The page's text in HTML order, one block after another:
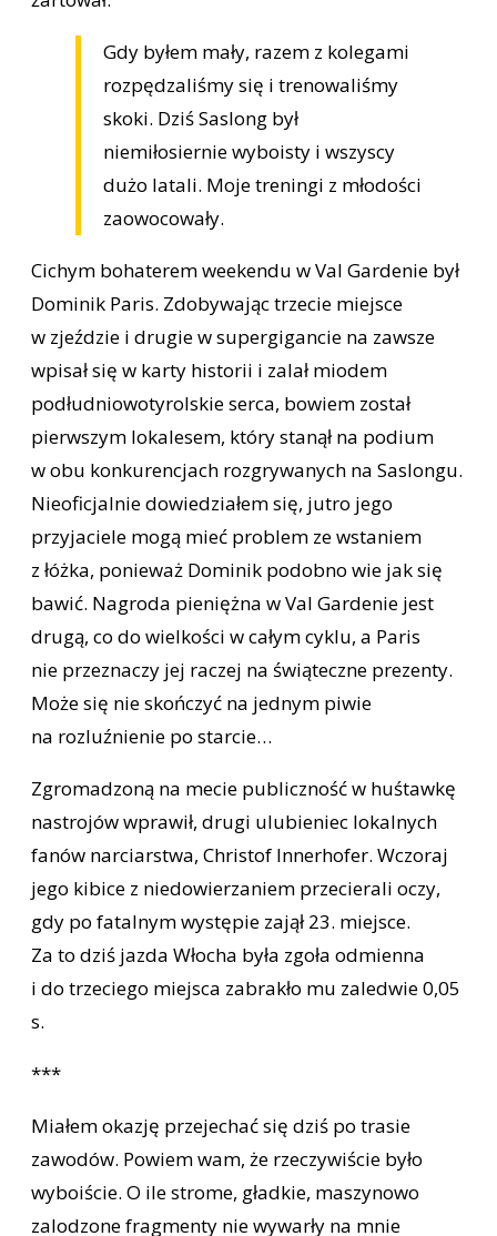
Gdy byłem mały, razem z kolegami
rozpędzaliśmy się i trenowaliśmy
skoki. Dziś Saslong był
niemiłosiernie wyboisty i wszyscy
dużo latali. Moje treningi z młodości
zaowocowały.
Cichym bohaterem weekendu w Val Gardenie był
Dominik Paris. Zdobywając trzecie miejsce
w zjeździe i drugie w supergigancie na zawsze
wpisał się w karty historii i zalał miodem
podłudniowotyrolskie serca, bowiem został
pierwszym lokalesem, który stanął na podium
w obu konkurencjach rozgrywanych na Saslongu.
Nieoficjalnie dowiedziałem się, jutro jego
przyjaciele mogą mieć problem ze wstaniem
z łóżka, ponieważ Dominik podobno wie jak się
bawić. Nagroda pieniężna w Val Gardenie jest
drugą, co do wielkości w całym cyklu, a Paris
nie przeznaczy jej raczej na świąteczne prezenty.
Może się nie skończyć na jednym piwie
na rozluźnienie po starcie…
Zgromadzoną na mecie publiczność w huśtawkę
nastrojów wprawił, drugi ulubieniec lokalnych
fanów narciarstwa, Christof Innerhofer. Wczoraj
jego kibice z niedowierzaniem przecierali oczy,
gdy po fatalnym występie zajął 23. miejsce.
Za to dziś jazda Włocha była zgoła odmienna
i do trzeciego miejsca zabrakło mu zaledwie 0,05
s.
***
Miałem okazję przejechać się dziś po trasie
zawodów. Powiem wam, że rzeczywiście było
wyboiście. O ile strome, gładkie, maszynowo
zalodzone fragmenty nie wywarły na mnie